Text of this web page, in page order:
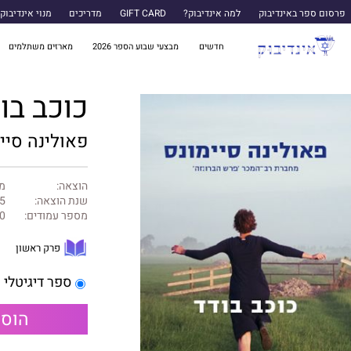
פרסום ספר באינדיבוק למה אינדיבוק? GIFT CARD מדריכים מנוי אינדיבוק
חדשים מבצעי שבוע הספר 2026 מארזים משתלמים
כוכב
פאולינה
הוצאה:
שנת הוצאה:
מספר עמודים:
פרק ראשון
ספר דיגיטלי